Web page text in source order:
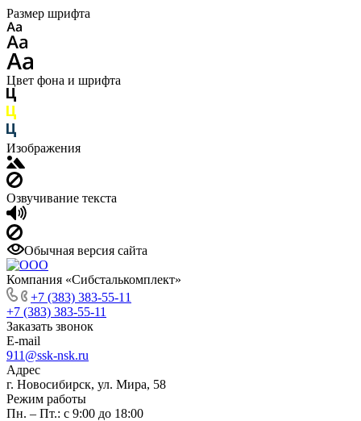
Размер шрифта
Цвет фона и шрифта
Изображения
Озвучивание текста
Обычная версия сайта
Компания «Сибсталькомплект»
+7 (383) 383-55-11
+7 (383) 383-55-11
Заказать звонок
E-mail
911@ssk-nsk.ru
Адрес
г. Новосибирск, ул. Мира, 58
Режим работы
Пн. – Пт.: с 9:00 до 18:00